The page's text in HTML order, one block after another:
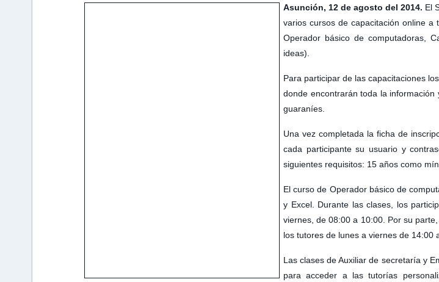
Asunción, 12 de agosto del 2014. El
varios cursos de capacitación online
Operador básico de computadoras,
ideas).
Para participar de las capacitaciones
donde encontrarán toda la
guaraníes.
Una vez completada la ficha de
cada participante su usuario y
siguientes requisitos: 15 años como
El curso de Operador básico de
y Excel. Durante las clases, los
viernes, de 08:00 a 10:00. Por su
los tutores de lunes a viernes de 14:00
Las clases de Auxiliar de secretaría y
para acceder a las tutorías